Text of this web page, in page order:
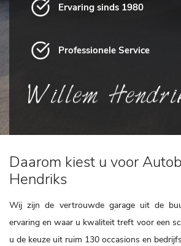
Ervaring sinds 1980
Professionele Service
Daarom kiest u voor
Hendriks
Wij zijn de vertrouwde garage uit de
ervaring en waar u kwaliteit treft voor een
u de keuze uit ruim 130 occasions en